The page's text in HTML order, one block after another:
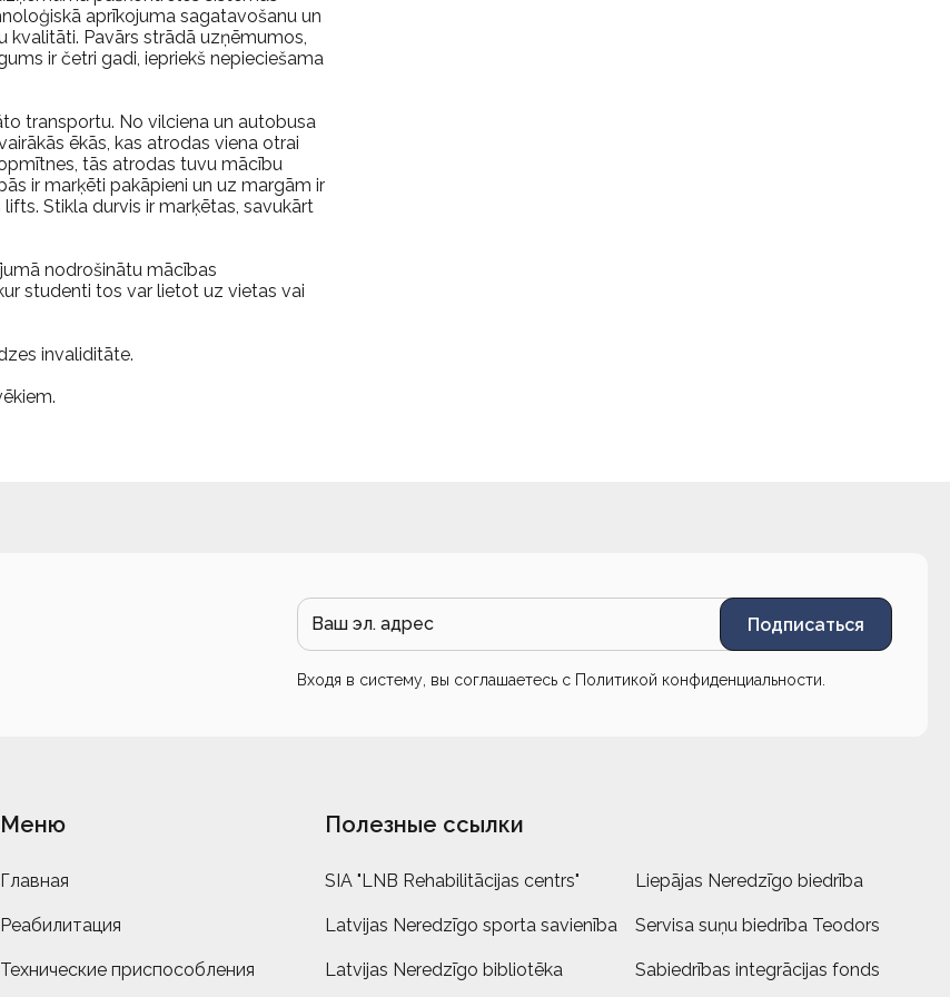
aprīkojuma sagatavošanu un
kvalitāti. Pavārs strādā uzņēmumos,
ir četri gadi, iepriekš nepieciešama
transportu. No vilciena un autobusa
ēkās, kas atrodas viena otrai
tās atrodas tuvu mācību
ir marķēti pakāpieni un uz margām ir
Stikla durvis ir marķētas, savukārt
nodrošinātu mācības
studenti tos var lietot uz vietas vai
invaliditāte.
Подписаться
Входя в систему, вы соглашаетесь с Политикой конфиденциальности
Меню
Главная
Реабилитация
Технические приспособления
Полезные ссылки
SIA "LNB Rehabilitācijas centrs" Liepājas Neredzīgo biedrība
Latvijas Neredzīgo sporta savienība Servisa suņu biedrība Teodors
Latvijas Neredzīgo bibliotēka Sabiedrības integrācijas fonds